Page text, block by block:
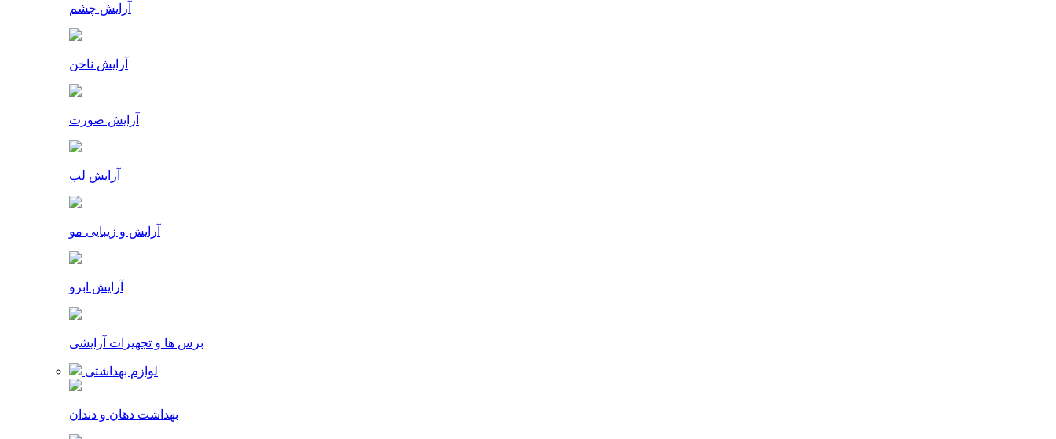
آرایش چشم
آرایش ناخن
آرایش صورت
آرایش لب
آرایش و زیبایی مو
آرایش ابرو
برس ها و تجهیزات آرایشی
لوازم بهداشتی
بهداشت دهان و دندان